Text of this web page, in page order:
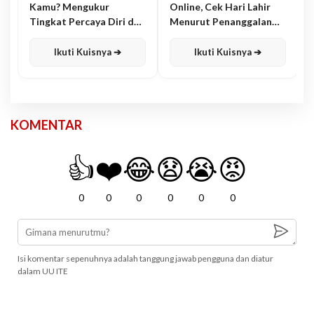
Kamu? Mengukur
Tingkat Percaya Diri dan
Ikuti Kuisnya ➔
Online, Cek Hari Lahir
Menurut Penanggalan
Ikuti Kuisnya ➔
KOMENTAR
👍
0
❤️
0
😂
0
😧
0
😭
0
😡
0
Isi komentar sepenuhnya adalah tanggung jawab pengguna dan diatur
dalam UU ITE